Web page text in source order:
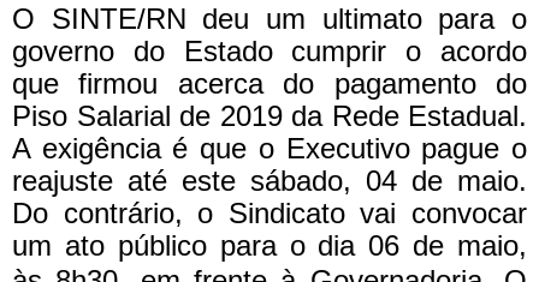
O SINTE/RN deu um ultimato para o
governo do Estado cumprir o acordo
que firmou acerca do pagamento do
Piso Salarial de 2019 da Rede Estadual.
A exigência é que o Executivo pague o
reajuste até este sábado, 04 de maio.
Do contrário, o Sindicato vai convocar
um ato público para o dia 06 de maio,